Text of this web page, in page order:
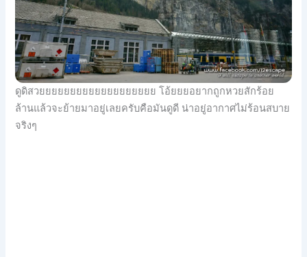
ดูดิสวยยยยยยยยยยยยยยยยยยย โอ้ยยยอยากถูกหวยสักร้อย
ล้านแล้วจะย้ายมาอยู่เลยครับคือมันดูดี น่าอยู่อากาศไม่ร้อนสบาย
จริงๆ